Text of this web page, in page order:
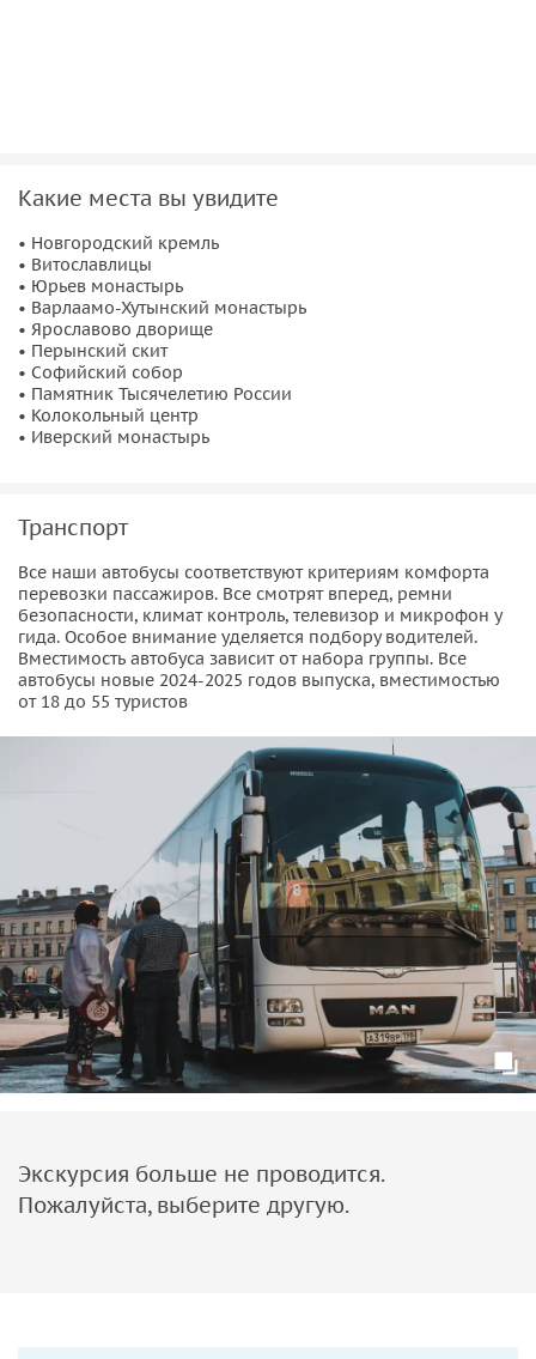
Какие места вы увидите
• Новгородский кремль
• Витославлицы
• Юрьев монастырь
• Варлаамо-Хутынский монастырь
• Ярославово дворище
• Перынский скит
• Софийский собор
• Памятник Тысячелетию России
• Колокольный центр
• Иверский монастырь
Транспорт
Все наши автобусы соответствуют критериям комфорта
перевозки пассажиров. Все смотрят вперед, ремни
безопасности, климат контроль, телевизор и микрофон у
гида. Особое внимание уделяется подбору водителей.
Вместимость автобуса зависит от набора группы. Все
автобусы новые 2024-2025 годов выпуска, вместимостью
от 18 до 55 туристов
Экскурсия больше не проводится.
Пожалуйста, выберите другую.